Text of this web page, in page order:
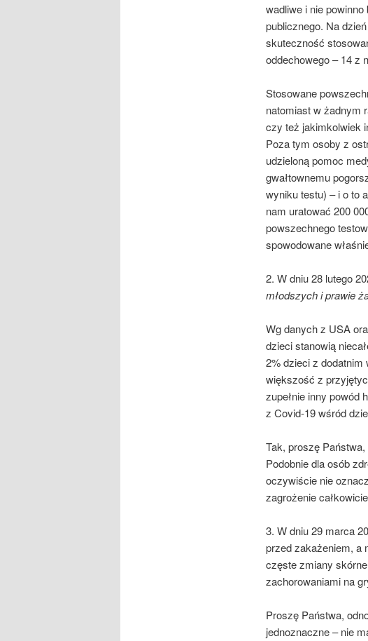
wadliwe i nie
publicznego. Na
skuteczność
oddechowego – 14 z
Stosowane
natomiast w żadnym
czy też jakimkolwiek
Poza tym osoby z
udzieloną pomoc
gwałtownemu
wyniku testu) – i o to
nam uratować 200
powszechnego
spowodowane
2. W dniu 28 lutego
młodszych i prawie
Wg danych z USA
dzieci stanowią
2% dzieci z
większość z
zupełnie inny powód
z Covid-19 wśród
Tak, proszę
Podobnie dla osób
oczywiście nie
zagrożenie
3. W dniu 29 marca
przed zakażeniem, a
częste zmiany
zachorowaniami na
Proszę Państwa,
jednoznaczne – nie